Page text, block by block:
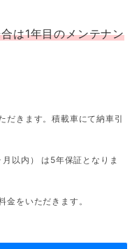
は1年目のメンテナン
だきます。積載車にて納車引
以内） は5年保証となりま
金をいただきます。